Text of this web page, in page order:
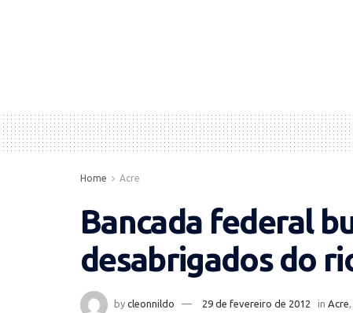
Home Acre
Bancada federal
desabrigados do
by cleonnildo 29 de fevereiro de 2012 in Acre,